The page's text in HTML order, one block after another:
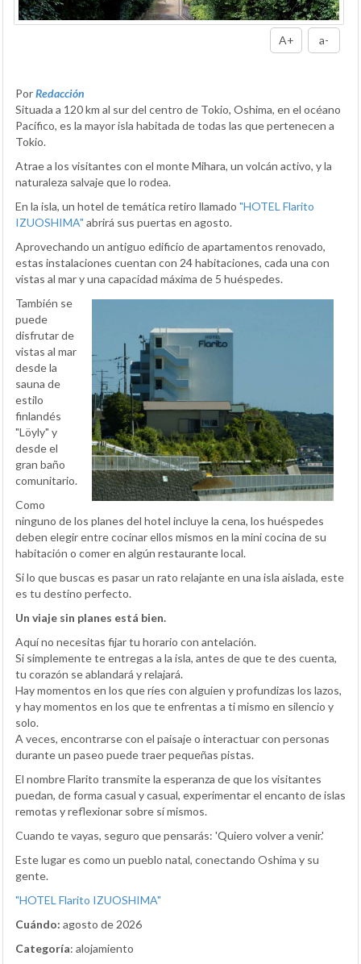
A+ a-
PorRedacción
Situada a 120 km al sur del centro de Tokio, Oshima, en el océano
Pacífico, es la mayor isla habitada de todas las que pertenecen a
Tokio.
Atrae a los visitantes con el monte Mihara, un volcán activo, y la
naturaleza salvaje que lo rodea.
En la isla, un hotel de temática retiro llamado "HOTEL Flarito
IZUOSHIMA" abrirá sus puertas en agosto.
Aprovechando un antiguo edificio de apartamentos renovado,
estas instalaciones cuentan con 24 habitaciones, cada una con
vistas al mar y una capacidad máxima de 5 huéspedes.
También se
puede
disfrutar de
vistas al mar
desde la
sauna de
estilo
finlandés
"Löyly" y
desde el
gran baño
comunitario.
Como
ninguno de los planes del hotel incluye la cena, los huéspedes
deben elegir entre cocinar ellos mismos en la mini cocina de su
habitación o comer en algún restaurante local.
Si lo que buscas es pasar un rato relajante en una isla aislada, este
es tu destino perfecto.
Un viaje sin planes está bien.
Aquí no necesitas fijar tu horario con antelación.
Si simplemente te entregas a la isla, antes de que te des cuenta,
tu corazón se ablandará y relajará.
Hay momentos en los que ríes con alguien y profundizas los lazos,
y hay momentos en los que te enfrentas a ti mismo en silencio y
solo.
A veces, encontrarse con el paisaje o interactuar con personas
durante un paseo puede traer pequeñas pistas.
El nombre Flarito transmite la esperanza de que los visitantes
puedan, de forma casual y casual, experimentar el encanto de islas
remotas y reflexionar sobre sí mismos.
Cuando te vayas, seguro que pensarás: 'Quiero volver a venir.'
Este lugar es como un pueblo natal, conectando Oshima y su
gente.
"HOTEL Flarito IZUOSHIMA"
Cuándo: agosto de 2026
Categoría: alojamiento